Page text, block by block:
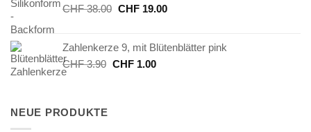
CHF38.00 Ursprünglicher
CHF 38.00
CHF19.00Aktueller
CHF 19.00.
Zahlenkerze 9, mit Blütenblätter pink
CHF3.90 Ursprünglicher
CHF1.00Aktueller
NEUE PRODUKTE